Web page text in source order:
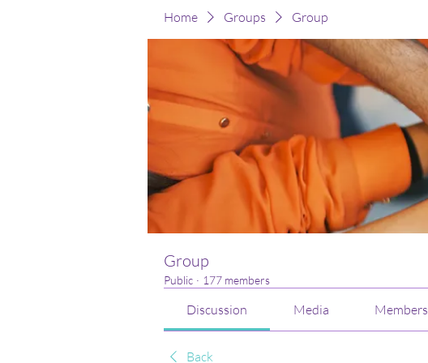
Home Groups Group
Group
Public · 177 members
Discussion Media Members
Back